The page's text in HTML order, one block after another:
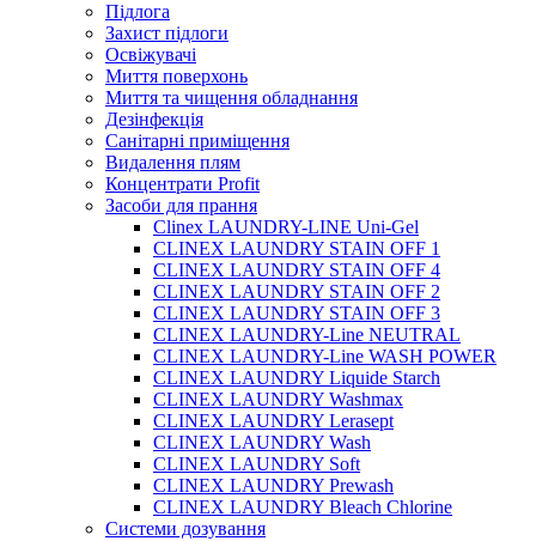
Підлога
Захист підлоги
Освіжувачі
Миття поверхонь
Миття та чищення обладнання
Дезінфекція
Санітарні приміщення
Видалення плям
Концентрати Profit
Засоби для прання
Clinex LAUNDRY-LINE Uni-Gel
CLINEX LAUNDRY STAIN OFF 1
CLINEX LAUNDRY STAIN OFF 4
CLINEX LAUNDRY STAIN OFF 2
CLINEX LAUNDRY STAIN OFF 3
CLINEX LAUNDRY-Line NEUTRAL
CLINEX LAUNDRY-Line WASH POWER
CLINEX LAUNDRY Liquide Starch
CLINEX LAUNDRY Washmax
CLINEX LAUNDRY Lerasept
CLINEX LAUNDRY Wash
CLINEX LAUNDRY Soft
CLINEX LAUNDRY Prewash
CLINEX LAUNDRY Bleach Chlorine
Системи дозування